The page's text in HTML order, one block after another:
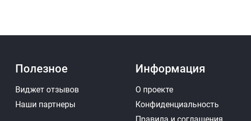
Полезное
Виджет отзывов
Наши партнеры
Информация
О проекте
Конфиденциальность